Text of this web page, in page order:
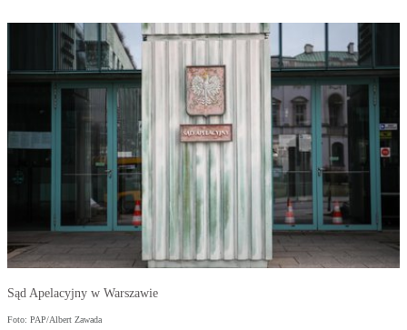
Sąd Apelacyjny w Warszawie
Foto: PAP/Albert Zawada